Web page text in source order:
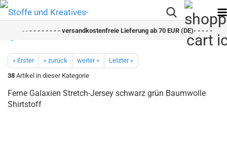
- - - - - - - - versandkostenfreie Lieferung ab 70 EUR (DE)- - - - - - - -
« Erster « zurück weiter »
Letzter »
38 Artikel in dieser Kategorie
Ferne Galaxien Stretch-Jersey schwarz grün Baumwolle
Shirtstoff